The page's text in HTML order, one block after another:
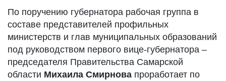
По поручению губернатора рабочая группа в
составе представителей профильных
министерств и глав муниципальных образований
под руководством первого вице-губернатора –
председателя Правительства Самарской
области Михаила Смирнова проработает по